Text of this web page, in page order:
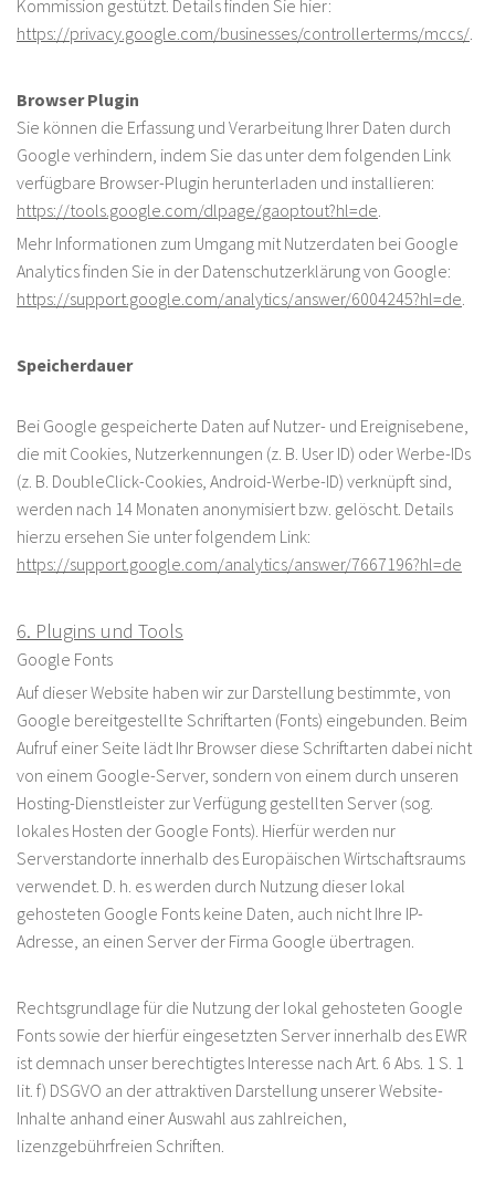
Kommission gestützt. Details finden Sie hier:
https://privacy.google.com/businesses/controllerterms/mccs/
Browser Plugin
Sie können die Erfassung und Verarbeitung Ihrer Daten durch
Google verhindern, indem Sie das unter dem folgenden Link
verfügbare Browser-Plugin herunterladen und installieren:
https://tools.google.com/dlpage/gaoptout?hl=de
Mehr Informationen zum Umgang mit Nutzerdaten bei Google
Analytics finden Sie in der Datenschutzerklärung von Google:
https://support.google.com/analytics/answer/6004245?hl=de
Speicherdauer
Bei Google gespeicherte Daten auf Nutzer- und Ereignisebene,
die mit Cookies, Nutzerkennungen (z. B. User ID) oder Werbe-IDs
(z. B. DoubleClick-Cookies, Android-Werbe-ID) verknüpft sind,
werden nach 14 Monaten anonymisiert bzw. gelöscht. Details
hierzu ersehen Sie unter folgendem Link:
https://support.google.com/analytics/answer/7667196?hl=de
6. Plugins und Tools
Google Fonts
Auf dieser Website haben wir zur Darstellung bestimmte, von
Google bereitgestellte Schriftarten (Fonts) eingebunden. Beim
Aufruf einer Seite lädt Ihr Browser diese Schriftarten dabei nicht
von einem Google-Server, sondern von einem durch unseren
Hosting-Dienstleister zur Verfügung gestellten Server (sog.
lokales Hosten der Google Fonts). Hierfür werden nur
Serverstandorte innerhalb des Europäischen Wirtschaftsraums
verwendet. D. h. es werden durch Nutzung dieser lokal
gehosteten Google Fonts keine Daten, auch nicht Ihre IP-
Adresse, an einen Server der Firma Google übertragen.
Rechtsgrundlage für die Nutzung der lokal gehosteten Google
Fonts sowie der hierfür eingesetzten Server innerhalb des EWR
ist demnach unser berechtigtes Interesse nach Art. 6 Abs. 1 S. 1
lit. f) DSGVO an der attraktiven Darstellung unserer Website-
Inhalte anhand einer Auswahl aus zahlreichen,
lizenzgebührfreien Schriften.